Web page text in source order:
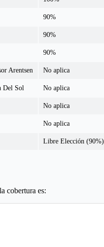
90%
90%
90%
Arentsen No aplica
Del Sol No aplica
No aplica
No aplica
Libre Elección (90%)
cobertura es: